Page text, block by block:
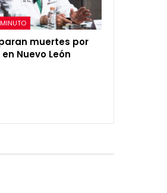
muertes por
en Nuevo León